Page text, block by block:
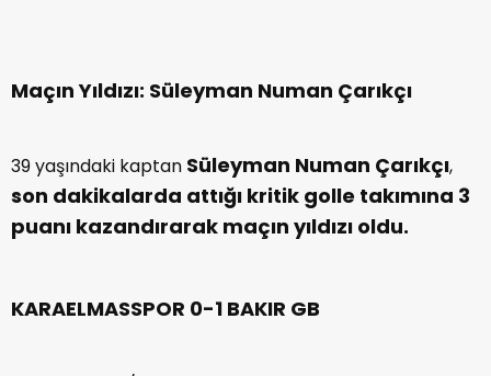
Maçın Yıldızı: Süleyman Numan Çarıkçı
39 yaşındaki kaptan Süleyman Numan Çarıkçı,
son dakikalarda attığı kritik golle takımına 3
puanı kazandırarak maçın yıldızı oldu.
KARAELMASSPOR 0-1 BAKIR GB